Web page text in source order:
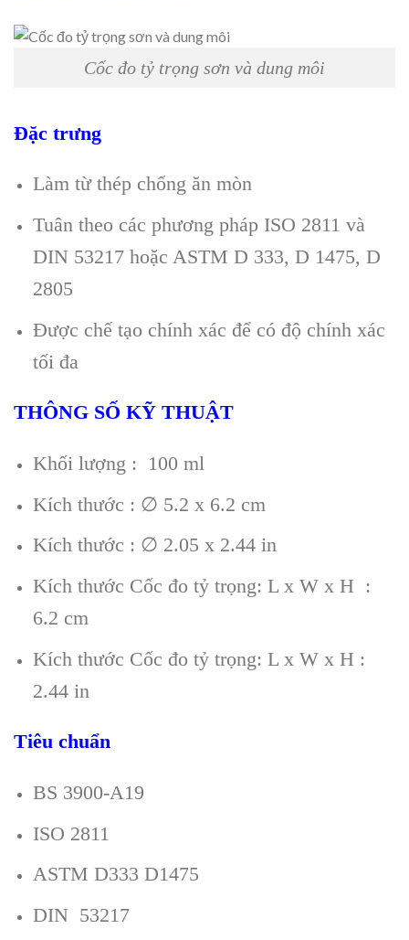
Cốc đo tỷ trọng sơn và dung môi
Đặc trưng
Làm từ thép chống ăn mòn
Tuân theo các phương pháp ISO 2811 và
DIN 53217 hoặc ASTM D 333, D 1475, D
2805
Được chế tạo chính xác để có độ chính xác
tối đa
THÔNG SỐ KỸ THUẬT
Khối lượng : 100 ml
Kích thước : ∅ 5.2 x 6.2 cm
Kích thước : ∅ 2.05 x 2.44 in
Kích thước Cốc đo tỷ trọng: L x W x H :
6.2 cm
Kích thước Cốc đo tỷ trọng: L x W x H :
2.44 in
Tiêu chuẩn
BS 3900-A19
ISO 2811
ASTM D333 D1475
DIN 53217